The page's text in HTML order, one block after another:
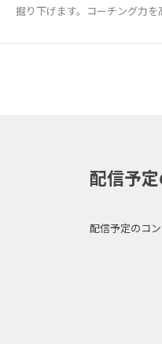
掘り下げます。コーチング力を
配信予
配信予定のコ